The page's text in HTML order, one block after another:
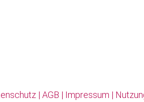
| AGB | Impressum |